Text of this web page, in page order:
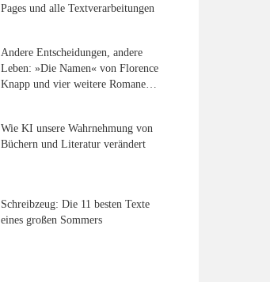
Pages und alle Textverarbeitungen
Andere Entscheidungen, andere
Leben: »Die Namen« von Florence
Knapp und vier weitere Romane…
Wie KI unsere Wahrnehmung von
Büchern und Literatur verändert
Schreibzeug: Die 11 besten Texte
eines großen Sommers